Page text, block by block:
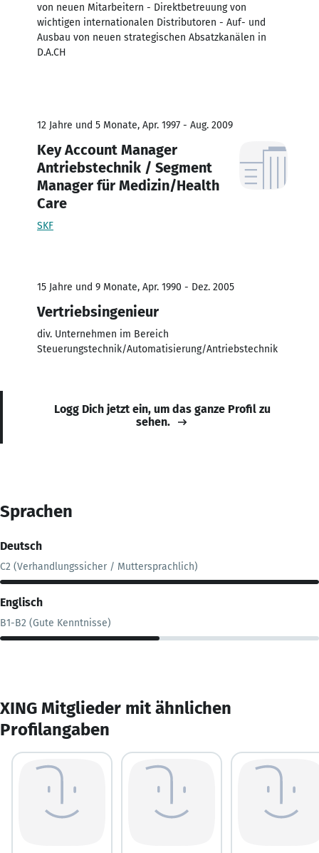
von neuen Mitarbeitern - Direktbetreuung von
wichtigen internationalen Distributoren - Auf- und
Ausbau von neuen strategischen Absatzkanälen in
D.A.CH
12 Jahre und 5 Monate, Apr. 1997 - Aug. 2009
Key Account Manager
Antriebstechnik / Segment
Manager für Medizin/Health
Care
SKF
15 Jahre und 9 Monate, Apr. 1990 - Dez. 2005
Vertriebsingenieur
div. Unternehmen im Bereich
Steuerungstechnik/Automatisierung/Antriebstechnik
Logg Dich jetzt ein, um das ganze Profil zu
sehen.
Sprachen
Deutsch
C2 (Verhandlungssicher / Muttersprachlich)
Englisch
B1-B2 (Gute Kenntnisse)
XING Mitglieder mit ähnlichen
Profilangaben